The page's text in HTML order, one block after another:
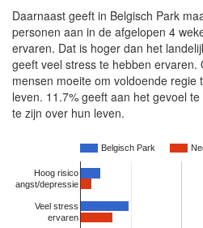
Daarnaast geeft in Belgisch Park
personen aan in de afgelopen 4
ervaren. Dat is hoger dan het
geeft veel stress te hebben ervaren.
mensen moeite om voldoende regie
leven. 11.7% geeft aan het gevoel
te zijn over hun leven.
Belgisch Park
Hoog risico
angst/depressie
Veel stress
ervaren